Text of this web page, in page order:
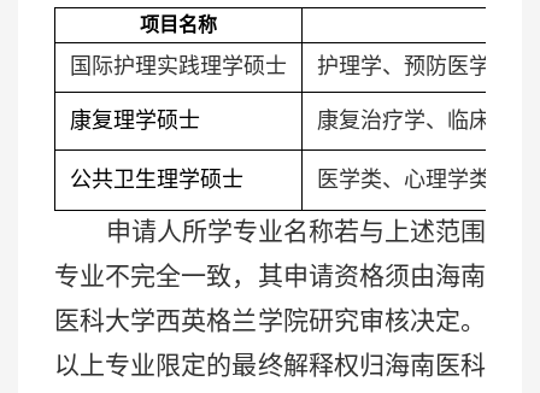
项目名称
国际护理实践理学硕士 护理学、预防医学、
康复理学硕士 康复治疗学、临床医
公共卫生理学硕士 医学类、心理学类、
申请人所学专业名称若与上述范围
专业不完全一致，其申请资格须由海南
医科大学西英格兰学院研究审核决定。
以上专业限定的最终解释权归海南医科